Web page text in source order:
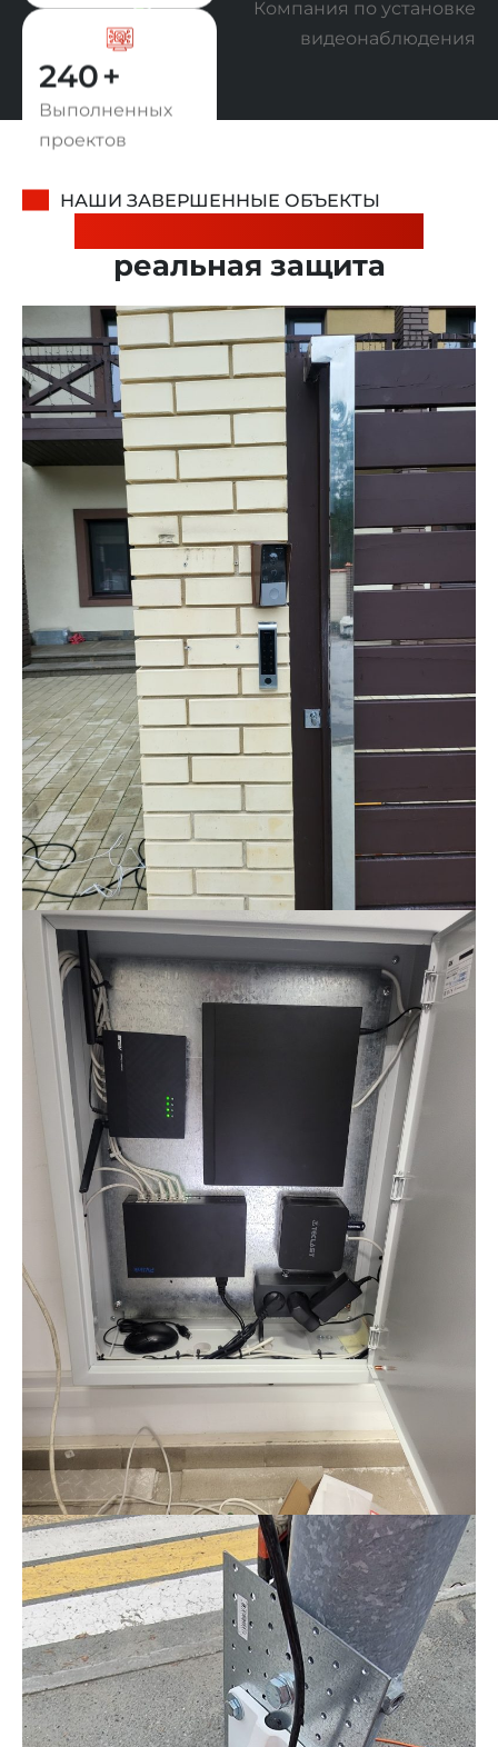
250+
Выполненных
проектов
НАШИ ЗАВЕРШЕННЫЕ ОБЪЕКТЫ
реальная защита